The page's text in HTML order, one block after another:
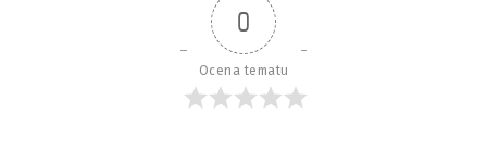
0
Ocena tematu